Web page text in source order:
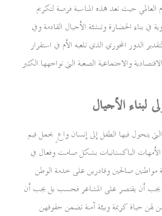
العالمي حيث تعد هذه المناسبة فرصة لتكريم
في بناء الحضارة وتنشئة الأجيال القادمة وفي
الدور المحوري الذي تلعبه الأم في استقرار
والاجتماعية الصعبة التي تواجهها الكثير
لبناء الأجيال
يتحول فيها الطفل إلى إنسان واعٍ يحمل قيم
الباكستانيات بشكل صامت وفعال في
مواطنين صالحين وقادرين على خدمة الوطن
يجب أن يقتصر على المشاعر فحسب بل يجب أن
حياة كريمة وبيئة آمنة تضمن حقوقهن